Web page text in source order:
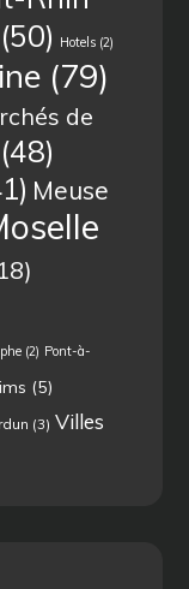
(50) Hotels (2)
(79)
de
(48)
Meuse
(2) Pont-à-
(5)
(3) Villes